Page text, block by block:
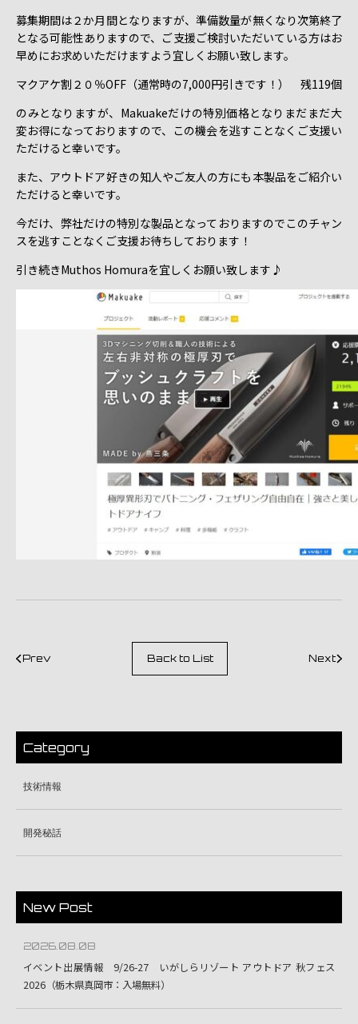
募集期間は２か月間となりますが、準備数量が無くなり次第終了
となる可能性ありますので、ご支援ご検討いただいている方はお
早めにお求めいただけますよう宜しくお願い致します。
マクアケ割２０％OFF（通常時の7,000円引きです！） 残119個
のみとなりますが、Makuakeだけの特別価格となりまだまだ大
変お得になっておりますので、この機会を逃すことなくご支援い
ただけると幸いです。
また、アウトドア好きの知人やご友人の方にも本製品をご紹介い
ただけると幸いです。
今だけ、弊社だけの特別な製品となっておりますのでこのチャン
スを逃すことなくご支援お待ちしております！
引き続きMuthos Homuraを宜しくお願い致します♪
Prev Back to List Next
Category
技術情報
開発秘話
New Post
2026.08.08
イベント出展情報 9/26-27 いがしらリゾート アウトドア 秋フェス
2026（栃木県真岡市：入場無料）